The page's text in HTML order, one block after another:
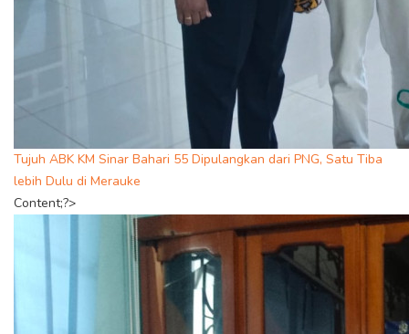
Tujuh ABK KM Sinar Bahari 55 Dipulangkan dari PNG, Satu Tiba
lebih Dulu di Merauke
Content;?>